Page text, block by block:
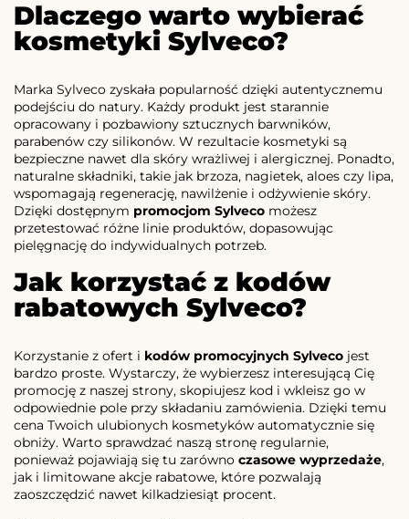
Dlaczego warto wybierać
kosmetyki Sylveco?
Marka Sylveco zyskała popularność dzięki autentycznemu
podejściu do natury. Każdy produkt jest starannie
opracowany i pozbawiony sztucznych barwników,
parabenów czy silikonów. W rezultacie kosmetyki są
bezpieczne nawet dla skóry wrażliwej i alergicznej. Ponadto,
naturalne składniki, takie jak brzoza, nagietek, aloes czy lipa,
wspomagają regenerację, nawilżenie i odżywienie skóry.
Dzięki dostępnym promocjom Sylveco możesz
przetestować różne linie produktów, dopasowując
pielęgnację do indywidualnych potrzeb.
Jak korzystać z kodów
rabatowych Sylveco?
Korzystanie z ofert i kodów promocyjnych Sylveco jest
bardzo proste. Wystarczy, że wybierzesz interesującą Cię
promocję z naszej strony, skopiujesz kod i wkleisz go w
odpowiednie pole przy składaniu zamówienia. Dzięki temu
cena Twoich ulubionych kosmetyków automatycznie się
obniży. Warto sprawdzać naszą stronę regularnie,
ponieważ pojawiają się tu zarówno czasowe wyprzedaże,
jak i limitowane akcje rabatowe, które pozwalają
zaoszczędzić nawet kilkadziesiąt procent.